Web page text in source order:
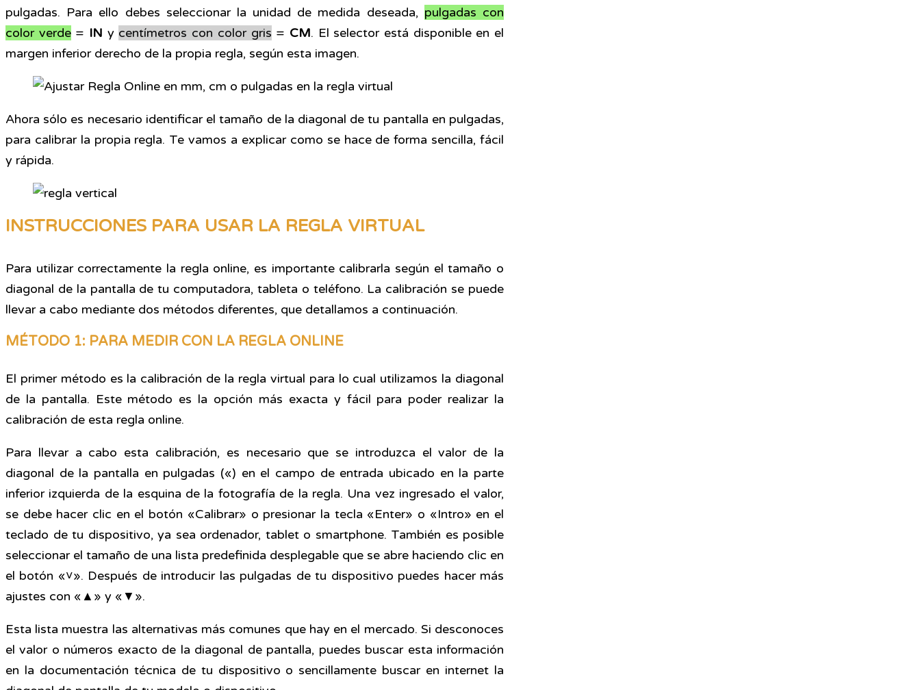
pulgadas. Para ello debes seleccionar la unidad de medida deseada, pulgadas con
color verde= IN y centímetros con color gris = CM. El selector está disponible en el
margen inferior derecho de la propia regla, según esta imagen.
Ahora sólo es necesario identificar el tamaño de la diagonal de tu pantalla en pulgadas,
para calibrar la propia regla. Te vamos a explicar como se hace de forma sencilla, fácil
y rápida.
INSTRUCCIONES PARA USAR LA REGLA VIRTUAL
Para utilizar correctamente la regla online, es importante calibrarla según el tamaño o
diagonal de la pantalla de tu computadora, tableta o teléfono. La calibración se puede
llevar a cabo mediante dos métodos diferentes, que detallamos a continuación.
MÉTODO 1: PARA MEDIR CON LA REGLA ONLINE
El primer método es la calibración de la regla virtual para lo cual utilizamos la diagonal
de la pantalla. Este método es la opción más exacta y fácil para poder realizar la
calibración de esta regla online.
Para llevar a cabo esta calibración, es necesario que se introduzca el valor de la
diagonal de la pantalla en pulgadas («) en el campo de entrada ubicado en la parte
inferior izquierda de la esquina de la fotografía de la regla. Una vez ingresado el valor,
se debe hacer clic en el botón «Calibrar» o presionar la tecla «Enter» o «Intro» en el
teclado de tu dispositivo, ya sea ordenador, tablet o smartphone. También es posible
seleccionar el tamaño de una lista predefinida desplegable que se abre haciendo clic en
el botón «˅». Después de introducir las pulgadas de tu dispositivo puedes hacer más
ajustes con «▲» y «▼».
Esta lista muestra las alternativas más comunes que hay en el mercado. Si desconoces
el valor o números exacto de la diagonal de pantalla, puedes buscar esta información
en la documentación técnica de tu dispositivo o sencillamente buscar en internet la